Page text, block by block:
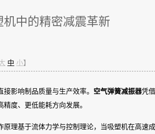
中的精密减震革新
中 小】
影响制品质量与生产效率。 空气弹簧减振器凭
度、更低能耗方向发展。
理基于流体力学与控制理论，当吸塑机在高速